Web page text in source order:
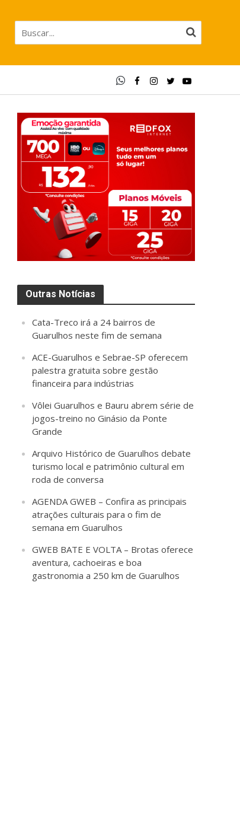
Outras Notícias
Cata-Treco irá a 24 bairros de
Guarulhos neste fim de semana
ACE-Guarulhos e Sebrae-SP oferecem
palestra gratuita sobre gestão
financeira para indústrias
Vôlei Guarulhos e Bauru abrem série de
jogos-treino no Ginásio da Ponte
Grande
Arquivo Histórico de Guarulhos debate
turismo local e patrimônio cultural em
roda de conversa
AGENDA GWEB – Confira as principais
atrações culturais para o fim de
semana em Guarulhos
GWEB BATE E VOLTA – Brotas oferece
aventura, cachoeiras e boa
gastronomia a 250 km de Guarulhos